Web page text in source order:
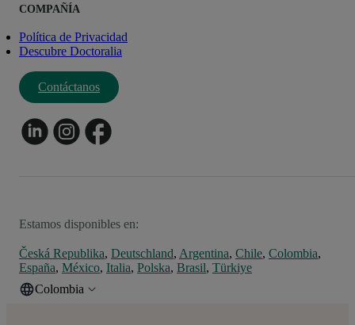
COMPAÑÍA
Política de Privacidad
Descubre Doctoralia
Contáctanos
Estamos disponibles en:
Česká Republika, Deutschland, Argentina, Chile, Colombia,
España, México, Italia, Polska, Brasil, Türkiye
Colombia